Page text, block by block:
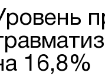
16,8%